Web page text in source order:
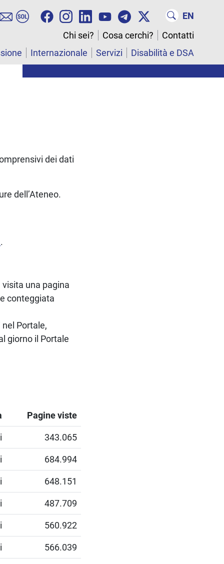
EN
Chi sei?
Cosa cerchi?
Contatti
Internazionale Servizi Disabilità e DSA
dei dati
dell’Ateneo.
.
una pagina
conteggiata
Portale,
giorno il Portale
Pagine viste
343.065
684.994
648.151
487.709
560.922
566.039